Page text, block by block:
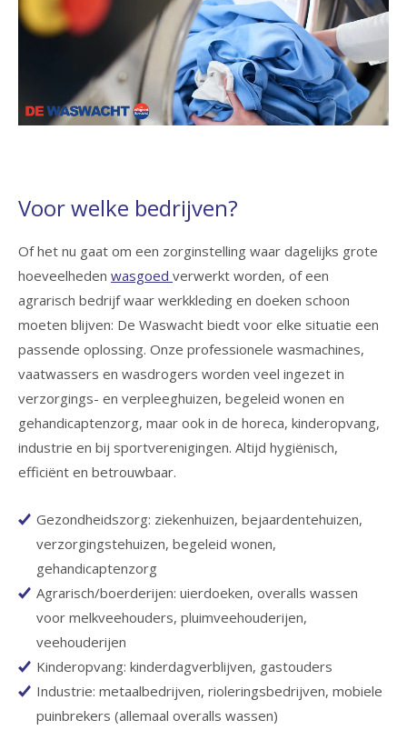
Voor welke bedrijven?
Of het nu gaat om een zorginstelling waar dagelijks grote
hoeveelheden wasgoed verwerkt worden, of een
agrarisch bedrijf waar werkkleding en doeken schoon
moeten blijven: De Waswacht biedt voor elke situatie een
passende oplossing. Onze professionele wasmachines,
vaatwassers en wasdrogers worden veel ingezet in
verzorgings- en verpleeghuizen, begeleid wonen en
gehandicaptenzorg, maar ook in de horeca, kinderopvang,
industrie en bij sportverenigingen. Altijd hygiënisch,
efficiënt en betrouwbaar.
Gezondheidszorg: ziekenhuizen, bejaardentehuizen,
verzorgingstehuizen, begeleid wonen,
gehandicaptenzorg
Agrarisch/boerderijen: uierdoeken, overalls wassen
voor melkveehouders, pluimveehouderijen,
veehouderijen
Kinderopvang: kinderdagverblijven, gastouders
Industrie: metaalbedrijven, rioleringsbedrijven, mobiele
puinbrekers (allemaal overalls wassen)